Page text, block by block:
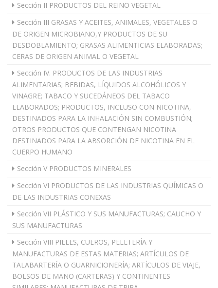
Sección II PRODUCTOS DEL REINO VEGETAL
Sección III GRASAS Y ACEITES, ANIMALES, VEGETALES O
DE ORIGEN MICROBIANO,Y PRODUCTOS DE SU
DESDOBLAMIENTO; GRASAS ALIMENTICIAS ELABORADAS;
CERAS DE ORIGEN ANIMAL O VEGETAL
Sección IV. PRODUCTOS DE LAS INDUSTRIAS
ALIMENTARIAS; BEBIDAS, LÍQUIDOS ALCOHÓLICOS Y
VINAGRE; TABACO Y SUCEDÁNEOS DEL TABACO
ELABORADOS; PRODUCTOS, INCLUSO CON NICOTINA,
DESTINADOS PARA LA INHALACIÓN SIN COMBUSTIÓN;
OTROS PRODUCTOS QUE CONTENGAN NICOTINA
DESTINADOS PARA LA ABSORCIÓN DE NICOTINA EN EL
CUERPO HUMANO
Sección V PRODUCTOS MINERALES
Sección VI PRODUCTOS DE LAS INDUSTRIAS QUÍMICAS O
DE LAS INDUSTRIAS CONEXAS
Sección VII PLÁSTICO Y SUS MANUFACTURAS; CAUCHO Y
SUS MANUFACTURAS
Sección VIII PIELES, CUEROS, PELETERÍA Y
MANUFACTURAS DE ESTAS MATERIAS; ARTÍCULOS DE
TALABARTERÍA O GUARNICIONERÍA; ARTÍCULOS DE VIAJE,
BOLSOS DE MANO (CARTERAS) Y CONTINENTES